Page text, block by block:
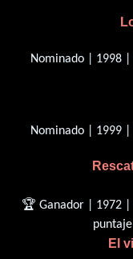
Nominado | 1998 |
Nominado | 1999 |
🏆 Ganador | 1972 |
El